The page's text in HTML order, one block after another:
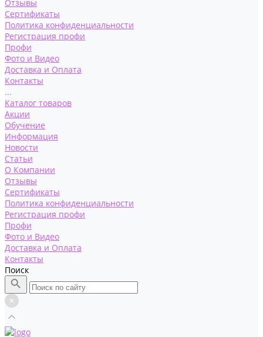
Отзывы
Сертификаты
Политика конфиденциальности
Регистрация профи
Профи
Фото и Видео
Доставка и Оплата
Контакты
...
Каталог товаров
Акции
Обучение
Информация
Новости
Статьи
О Компании
Отзывы
Сертификаты
Политика конфиденциальности
Регистрация профи
Профи
Фото и Видео
Доставка и Оплата
Контакты
Поиск